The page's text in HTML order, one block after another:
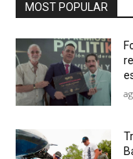
MOST POPULAR